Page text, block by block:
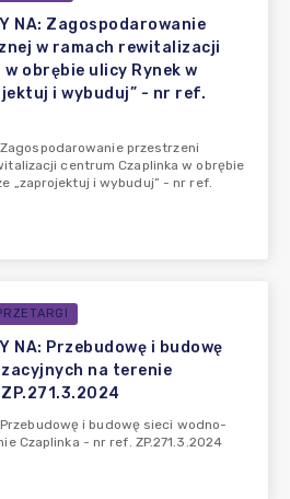
NA: Zagospodarowanie
w ramach rewitalizacji
obrębie ulicy Rynek w
i wybuduj” - nr ref.
Zagospodarowanie przestrzeni
centrum Czaplinka w obrębie
„zaprojektuj i wybuduj” - nr ref.
NA: Przebudowę i budowę
na terenie
Przebudowę i budowę sieci wodno-
Czaplinka - nr ref. ZP.271.3.2024